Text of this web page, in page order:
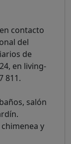
contacto
del
de
en living-
811.
salón
y